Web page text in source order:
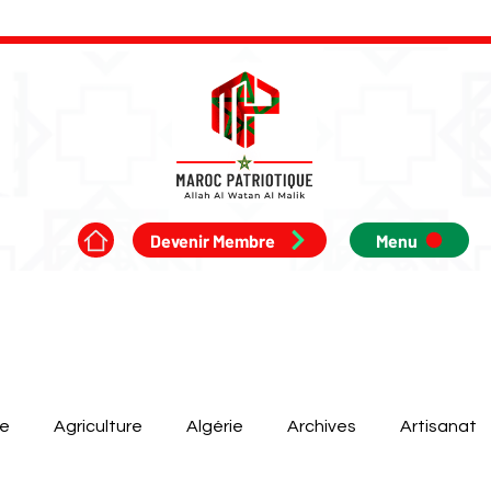
Devenir Membre Menu
Agriculture Algérie Archives Artisanat